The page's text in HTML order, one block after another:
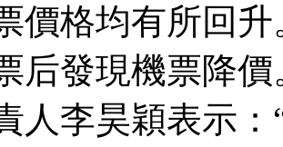
價格均有所回
后發現機票降
人李昊穎表示